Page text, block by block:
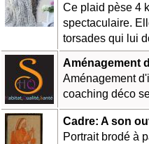
Ce plaid pèse 4
spectaculaire.
torsades qui lui
Aménagement
Aménagement
coaching déco
Cadre: A son
Portrait brodé à